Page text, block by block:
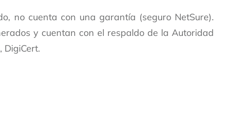
no cuenta con una garantía (seguro NetSure).
y cuentan con el respaldo de la Autoridad
DigiCert.